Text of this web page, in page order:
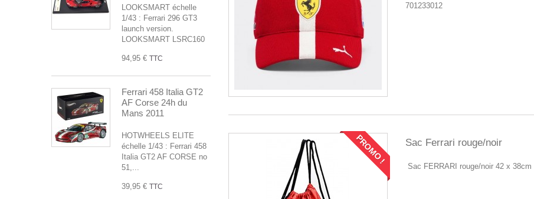
LOOKSMART échelle
1/43 : Ferrari 296 GT3
launch version.
LOOKSMART LSRC160
94,95 € TTC
Ferrari 458 Italia GT2
AF Corse 24h du
Mans 2011
HOTWHEELS ELITE
échelle 1/43 : Ferrari 458
Italia GT2 AF CORSE no
51,...
39,95 € TTC
701233012
PROMO ! Sac Ferrari rouge/noir
Sac FERRARI rouge/noir 42 x 38cm